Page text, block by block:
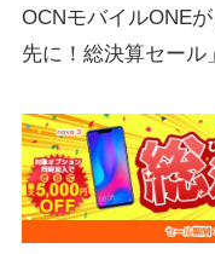
OCNモバイルONE
先に！総決算セール